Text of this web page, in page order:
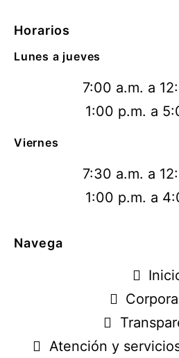
Horarios
Lunes a jueves
7:00 a.m. a
1:00 p.m. a
Viernes
7:30 a.m. a
1:00 p.m. a
Navega
Atención y